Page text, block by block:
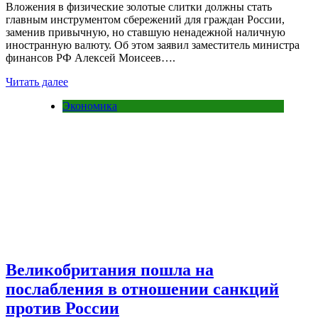
Вложения в физические золотые слитки должны стать
главным инструментом сбережений для граждан России,
заменив привычную, но ставшую ненадежной наличную
иностранную валюту. Об этом заявил заместитель министра
финансов РФ Алексей Моисеев….
Читать далее
Экономика
Великобритания пошла на
послабления в отношении санкций
против России